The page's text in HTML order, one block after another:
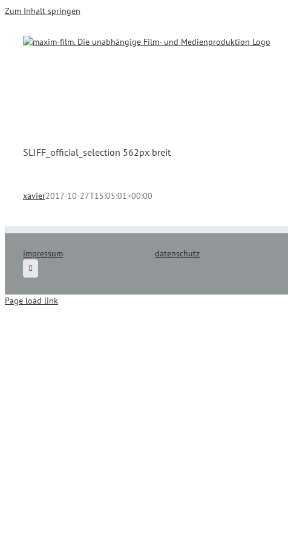
Zum Inhalt springen
SLIFF_official_selection 562px breit
xavier2017-10-27T15:05:01+00:00
impressum datenschutz
Page load link